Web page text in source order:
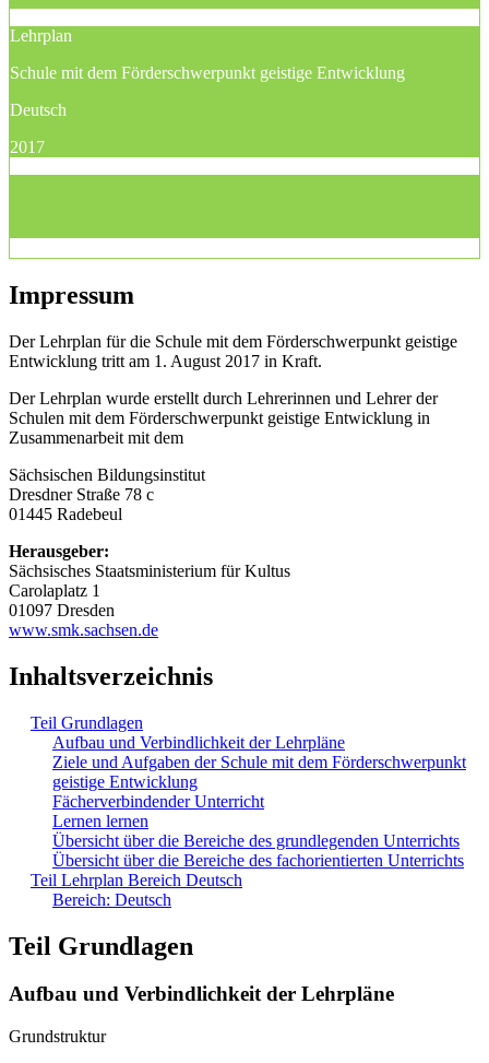
Lehrplan
Schule mit dem Förderschwerpunkt geistige Entwicklung
Deutsch
2017
Impressum
Der Lehrplan für die Schule mit dem Förderschwerpunkt geistige
Entwicklung tritt am 1. August 2017 in Kraft.
Der Lehrplan wurde erstellt durch Lehrerinnen und Lehrer der
Schulen mit dem Förderschwerpunkt geistige Entwicklung in
Zusammenarbeit mit dem
Sächsischen Bildungsinstitut
Dresdner Straße 78 c
01445 Radebeul
Herausgeber:
Sächsisches Staatsministerium für Kultus
Carolaplatz 1
01097 Dresden
www.smk.sachsen.de
Inhaltsverzeichnis
Teil Grundlagen
Aufbau und Verbindlichkeit der Lehrpläne
Ziele und Aufgaben der Schule mit dem Förderschwerpunkt
geistige Entwicklung
Fächerverbindender Unterricht
Lernen lernen
Übersicht über die Bereiche des grundlegenden Unterrichts
Übersicht über die Bereiche des fachorientierten Unterrichts
Teil Lehrplan Bereich Deutsch
Bereich: Deutsch
Teil Grundlagen
Aufbau und Verbindlichkeit der Lehrpläne
Grundstruktur